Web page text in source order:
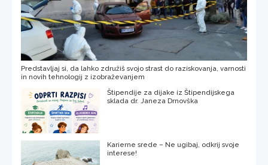
Predstavljaj si, da lahko združiš svojo strast do raziskovanja, varnosti
in novih tehnologij z izobraževanjem
Štipendije za dijake iz Štipendijskega
sklada dr. Janeza Drnovška
Karierne srede – Ne ugibaj, odkrij svoje
interese!